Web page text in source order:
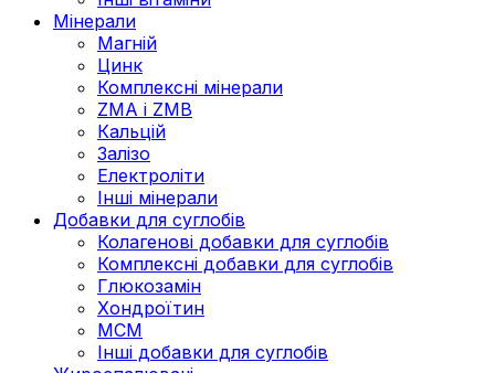
Мінерали
Магній
Цинк
Комплексні мінерали
ZMA і ZMB
Кальцій
Залізо
Електроліти
Інші мінерали
Добавки для суглобів
Колагенові добавки для суглобів
Комплексні добавки для суглобів
Глюкозамін
Хондроїтин
МСМ
Інші добавки для суглобів